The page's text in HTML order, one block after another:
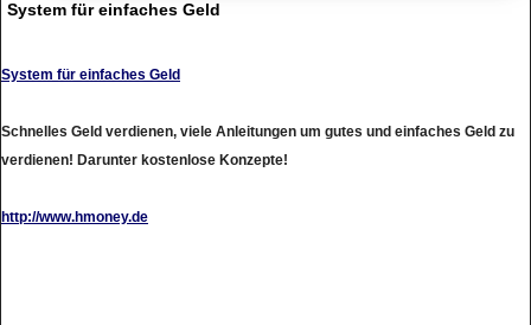
System für einfaches Geld
System für einfaches Geld
Schnelles Geld verdienen, viele Anleitungen um gutes und einfaches Geld zu
verdienen! Darunter kostenlose Konzepte!
http://www.hmoney.de